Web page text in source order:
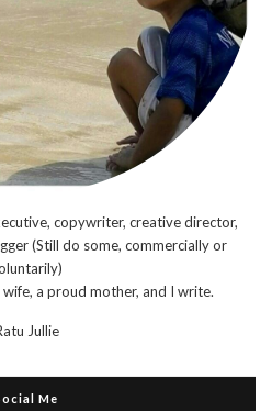
copywriter, creative director,
(Still do some, commercially or
wife, a proud mother, and I write.
Jullie
Me